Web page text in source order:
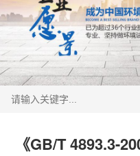
《GB/T 4893.3-